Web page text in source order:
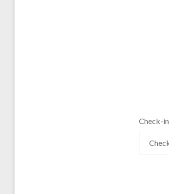
Check-in